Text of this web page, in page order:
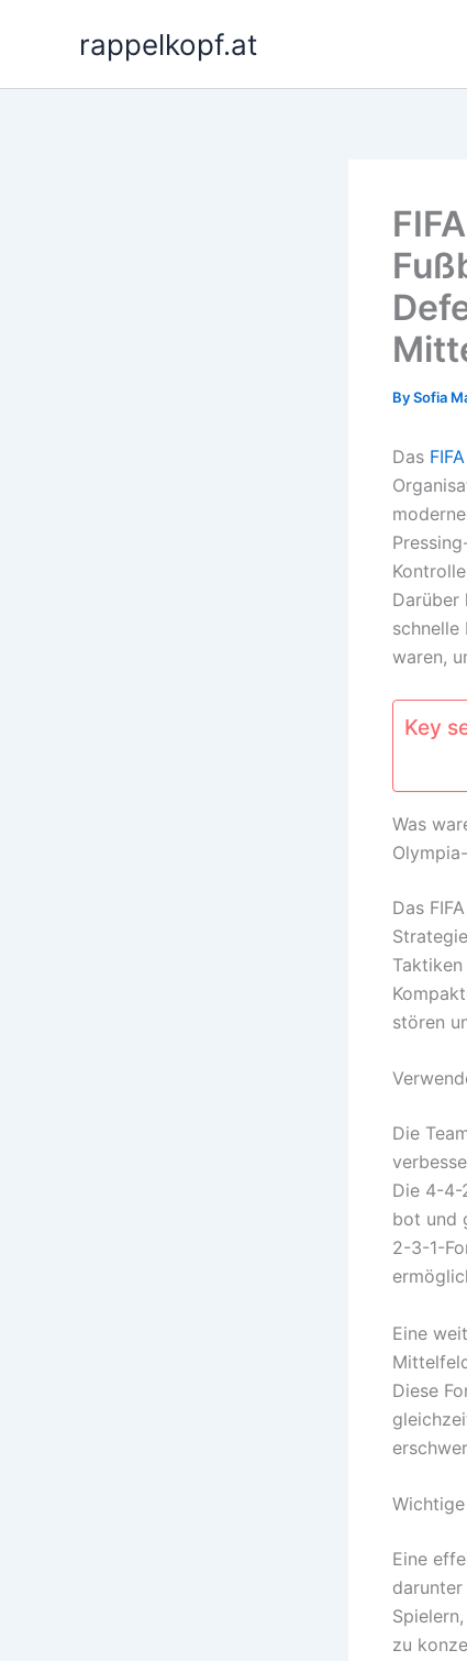
rappelkopf.at
BySofia
Das
Darüber
schnelle
waren,
Key
Was
Das
stören
Die
Die 4-4-
bot und
2-3-1-
Eine
Diese
Eine
zu